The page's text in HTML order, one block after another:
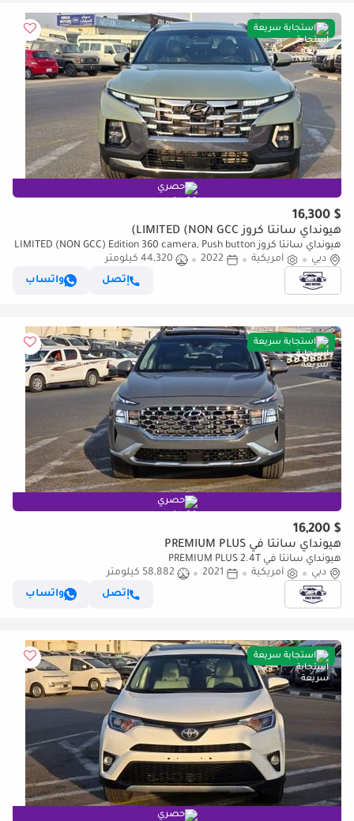
استجابة سريعة
حصري
$ 16,300
هيونداي سانتا كروز LIMITED (NON GCC)
هيونداي سانتا كروز LIMITED (NON GCC) Edition 360 camera, Push button
and original leather seats
دبي أمريكية 2022
44,320 كيلومتر
إتصل
واتساب
استجابة سريعة
حصري
$ 16,200
هيونداي سانتا في PREMIUM PLUS
هيونداي سانتا في PREMIUM PLUS 2.4T
دبي
أمريكية 2021
58,882 كيلومتر
إتصل
واتساب
استجابة سريعة
حصري